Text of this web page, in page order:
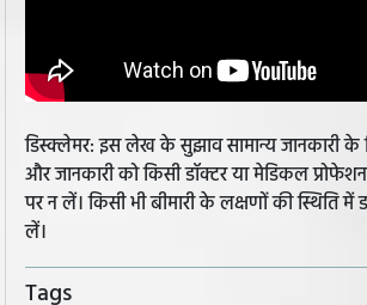
डिस्क्लेमर: इस लेख के सुझाव सामान्य जानकारी के
और जानकारी को किसी डॉक्टर या मेडिकल
पर न लें। किसी भी बीमारी के लक्षणों की स्थिति
लें।
Tags